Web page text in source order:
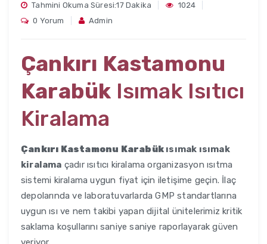
Tahmini Okuma Süresi:17 Dakika
1024
0 Yorum
Admin
Çankırı Kastamonu
Karabük Isımak Isıtıcı
Kiralama
Çankırı Kastamonu Karabük ısımak ısımak
kiralama çadır ısıtıcı kiralama organizasyon ısıtma
sistemi kiralama uygun fiyat için iletişime geçin. İlaç
depolarında ve laboratuvarlarda GMP standartlarına
uygun ısı ve nem takibi yapan dijital ünitelerimiz kritik
saklama koşullarını saniye saniye raporlayarak güven